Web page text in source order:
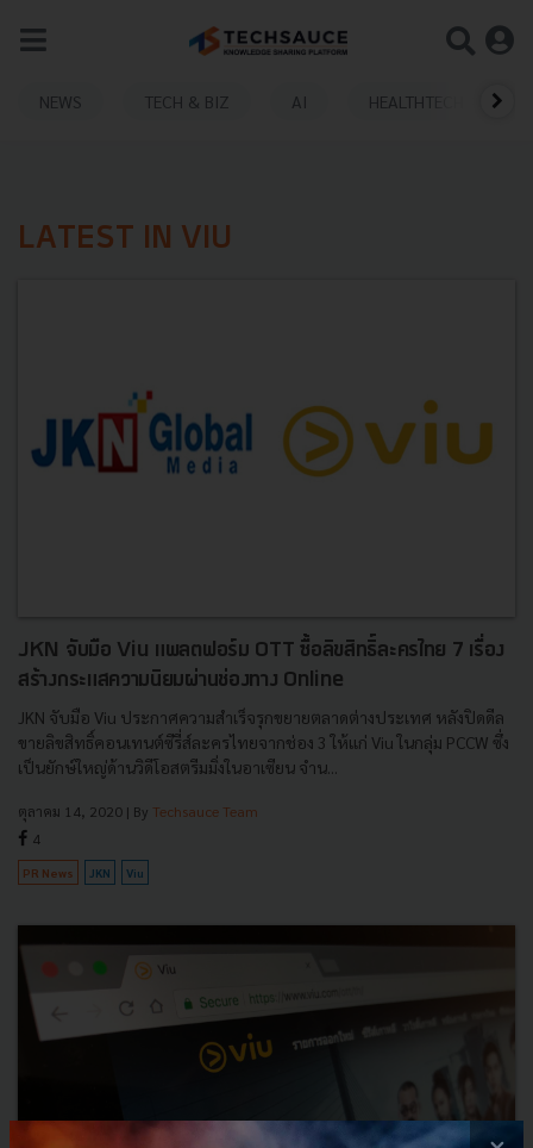
NEWS TECH & BIZ AI HEALTHTECH
LATEST IN VIU
JKN จับมือ Viu แพลตฟอร์ม OTT ซื้อลิขสิทธิ์ละครไทย 7 เรื่อง
สร้างกระแสความนิยมผ่านช่องทาง Online
JKN จับมือ Viu ประกาศความสำเร็จรุกขยายตลาดต่างประเทศ หลังปิดดีล
ขายลิขสิทธิ์คอนเทนต์ซีรี่ส์ละครไทยจากช่อง 3 ให้แก่ Viu ในกลุ่ม PCCW ซึ่ง
เป็นยักษ์ใหญ่ด้านวิดีโอสตรีมมิ่งในอาเซียน จำน...
ตุลาคม 14, 2020 | By Techsauce Team
4
PR News JKN Viu